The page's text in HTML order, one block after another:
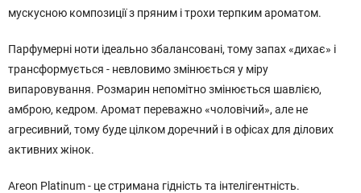
мускусною композиції з пряним і трохи терпким ароматом.
Парфумерні ноти ідеально збалансовані, тому запах «дихає» і
трансформується - невловимо змінюється у міру
випаровування. Розмарин непомітно змінюється шавлією,
амброю, кедром. Аромат переважно «чоловічий», але не
агресивний, тому буде цілком доречний і в офісах для ділових
активних жінок.
Areon Platinum - це стримана гідність та інтелігентність.